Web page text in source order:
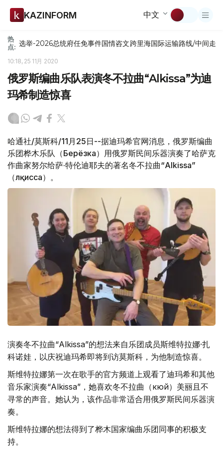
KAZINFORM 中文
热
点: 选举-2026总统府任免事件国情咨文跨里海国际运输路线/中间走廊
10:18, 25 11月 2020
俄罗斯编曲乐队表演冬不拉曲“Alkissa”为迪
玛希制造惊喜
哈通社/莫斯科/11月25日--据迪玛希官网消息，俄罗斯编曲
乐团桦木乐队（Берёзка）用俄罗斯民间乐器演奏了哈萨克
作曲家努尔给萨·特伦迪耶夫的著名冬不拉曲“Alkissa”
（Әлқисса）。
演奏冬不拉曲“Alkissa”的想法来自乐团成员斯维特拉娜·扎
科诺娃，以庆祝迪玛希即将到访莫斯科，为他制造惊喜。
斯维特拉娜第一次在歌手的官方频道上观看了迪玛希和其他
音乐家演奏“Alkissa”，她喜欢冬不拉曲（кюй）美丽且不
寻常的声音。她认为，该作品非常适合用俄罗斯民间乐器演
奏。
斯维特拉娜的想法得到了桦木国家编曲乐团同事的积极支
持。